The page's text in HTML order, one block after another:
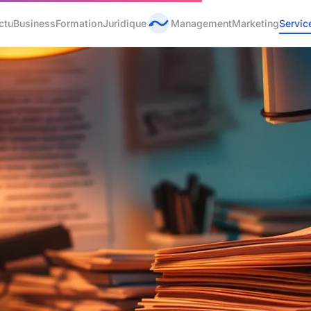
BusinessFormationJuridique ManagementMarketing